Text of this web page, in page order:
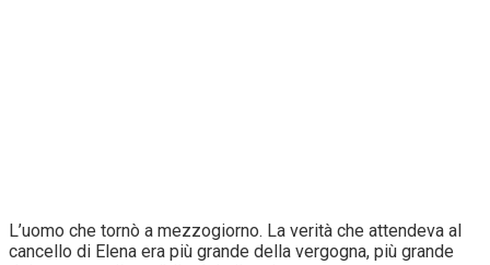
L’uomo che tornò a mezzogiorno. La verità che attendeva al
cancello di Elena era più grande della vergogna, più grande